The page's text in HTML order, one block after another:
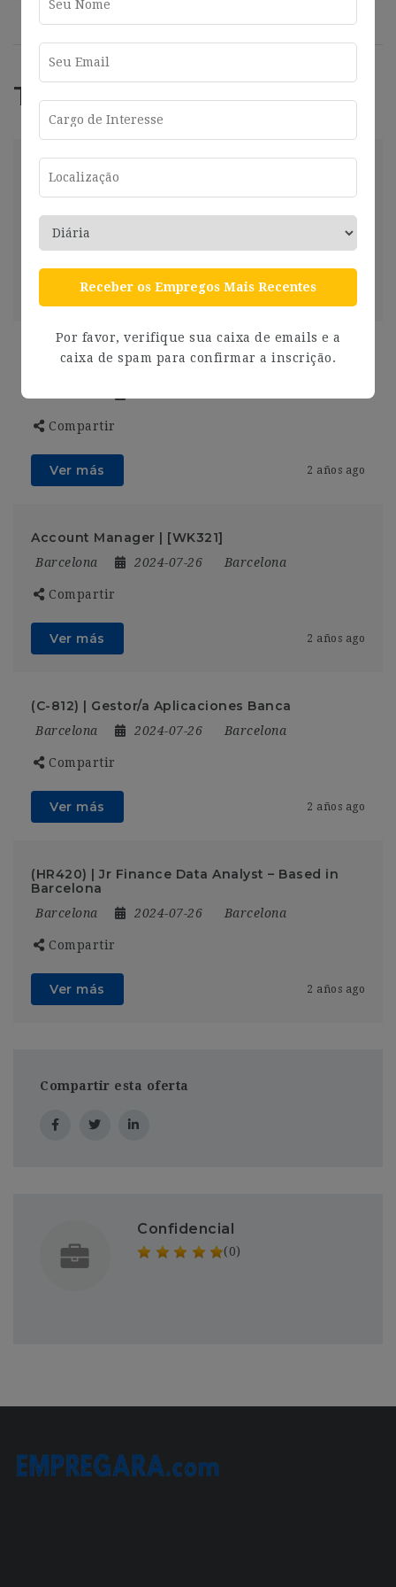
Trabajos Relacionados
Helpdesk Con Catalán Y Francés (16-
17H/Semanales) I719
Ver más 2 años ago
[F-558] – Responsable F&B Novotel Barcelona
Compartir
Ver más 2 años ago
Account Manager | [WK321]
Barcelona 2024-07-26 Barcelona
Compartir
Ver más 2 años ago
(C-812) | Gestor/a Aplicaciones Banca
Barcelona 2024-07-26 Barcelona
Compartir
Ver más 2 años ago
(HR420) | Jr Finance Data Analyst – Based in
Barcelona
Barcelona 2024-07-26 Barcelona
Compartir
Ver más 2 años ago
Compartir esta oferta
Confidencial
(0)
Receber os Empregos Mais Recentes
Por favor, verifique sua caixa de emails e a
caixa de spam para confirmar a inscrição.